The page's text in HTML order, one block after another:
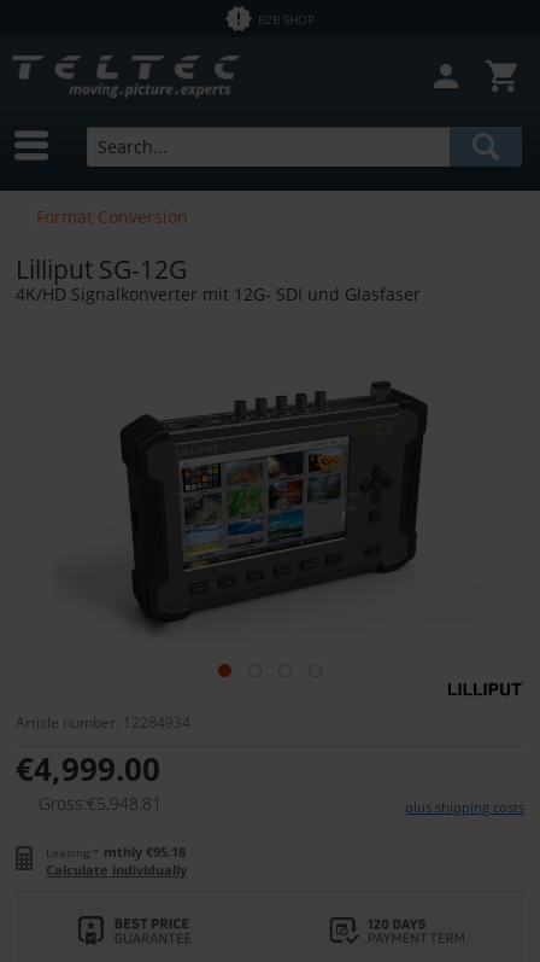
B2B SHOP
Format Conversion
Lilliput SG-12G
4K/HD Signalkonverter mit 12G- SDI und Glasfaser
Article number: 12284934
€4,999.00
Gross:€5,948.81 plus shipping costs
Leasing:* mthly €95.18
Calculate individually
In Stock
Brands
from €20000.00